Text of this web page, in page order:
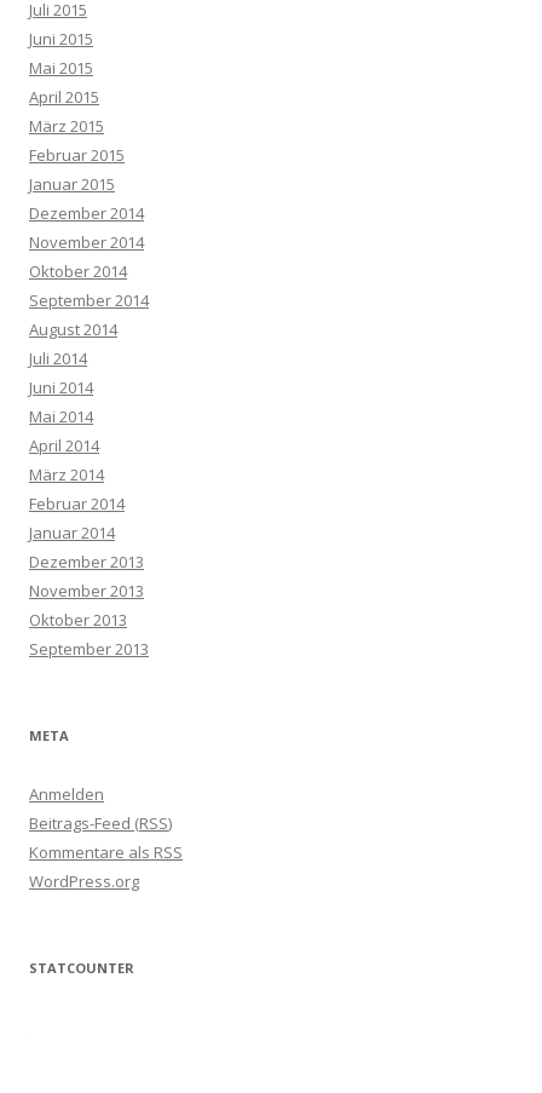
Juli 2015
Juni 2015
Mai 2015
April 2015
März 2015
Februar 2015
Januar 2015
Dezember 2014
November 2014
Oktober 2014
September 2014
August 2014
Juli 2014
Juni 2014
Mai 2014
April 2014
März 2014
Februar 2014
Januar 2014
Dezember 2013
November 2013
Oktober 2013
September 2013
META
Anmelden
Beitrags-Feed (RSS)
Kommentare als RSS
WordPress.org
STATCOUNTER